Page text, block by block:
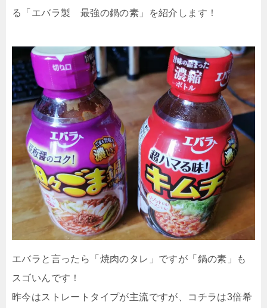
る「エバラ製 最強の鍋の素」を紹介します！
エバラと言ったら「焼肉のタレ」ですが「鍋の素」も
スゴいんです！
昨今はストレートタイプが主流ですが、コチラは3倍希